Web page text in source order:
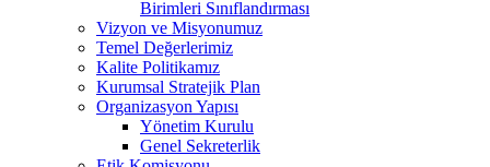
Birimleri Sınıflandırması
Vizyon ve Misyonumuz
Temel Değerlerimiz
Kalite Politikamız
Kurumsal Stratejik Plan
Organizasyon Yapısı
Yönetim Kurulu
Genel Sekreterlik